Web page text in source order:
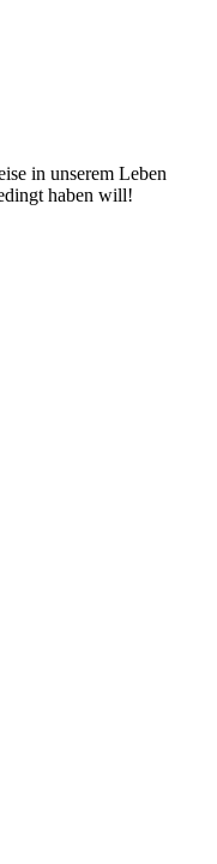
in unserem Leben
haben will!